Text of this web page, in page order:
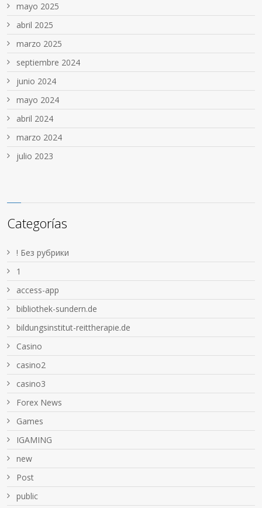
mayo 2025
abril 2025
marzo 2025
septiembre 2024
junio 2024
mayo 2024
abril 2024
marzo 2024
julio 2023
Categorías
! Без рубрики
1
access-app
bibliothek-sundern.de
bildungsinstitut-reittherapie.de
Casino
casino2
casino3
Forex News
Games
IGAMING
new
Post
public